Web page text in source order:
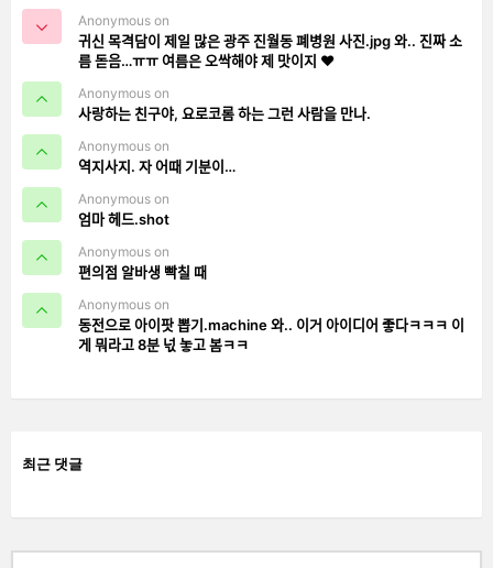
Anonymous on
귀신 목격담이 제일 많은 광주 진월동 폐병원 사진.jpg 와.. 진짜 소
름 돋음…ㅠㅠ 여름은 오싹해야 제 맛이지 ❤️
Anonymous on
사랑하는 친구야, 요로코롬 하는 그런 사람을 만나.
Anonymous on
역지사지. 자 어때 기분이…
Anonymous on
엄마 헤드.shot
Anonymous on
편의점 알바생 빡칠 때
Anonymous on
동전으로 아이팟 뽑기.machine 와.. 이거 아이디어 좋다ㅋㅋㅋ 이
게 뭐라고 8분 넋 놓고 봄ㅋㅋ
최근 댓글